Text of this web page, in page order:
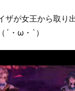
ザが女王から取り
´・ω・`）